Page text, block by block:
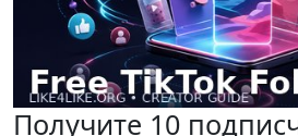
Получите 10